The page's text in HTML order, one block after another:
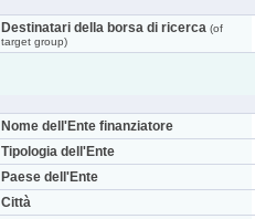
Destinatari della borsa di ricerca (of
target group)
Nome dell'Ente finanziatore
Tipologia dell'Ente
Paese dell'Ente
Città